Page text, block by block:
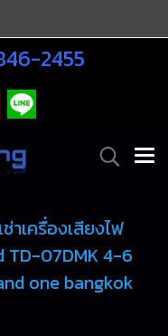
2455
าเครื่องเสียงไฟ
TD-07DMK 4-6
one bangkok